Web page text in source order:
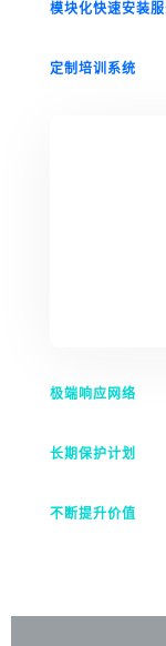
模块化快速安装
定制培训系统
极端响应网络
长期保护计划
不断提升价值